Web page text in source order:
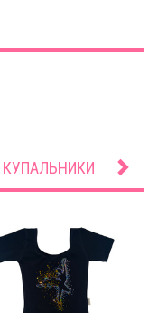
КУПАЛЬНИКИ